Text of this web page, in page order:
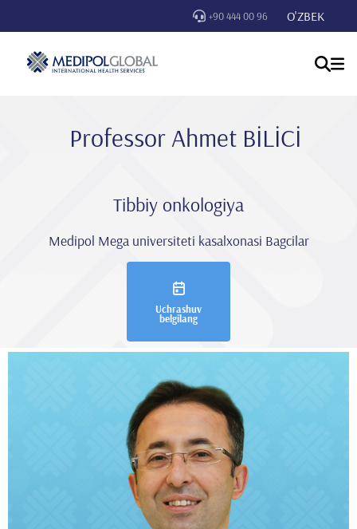
+90 444 00 96 O'ZBEK
Professor Ahmet BİLİCİ
Tibbiy onkologiya
Medipol Mega universiteti kasalxonasi Bagcilar
Uchrashuv
belgilang